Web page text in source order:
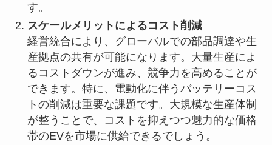
す。
スケールメリットによるコスト削減
経営統合により、グローバルでの部品調達や生
産拠点の共有が可能になります。大量生産によ
るコストダウンが進み、競争力を高めることが
できます。特に、電動化に伴うバッテリーコス
トの削減は重要な課題です。大規模な生産体制
が整うことで、コストを抑えつつ魅力的な価格
帯のEVを市場に供給できるでしょう。